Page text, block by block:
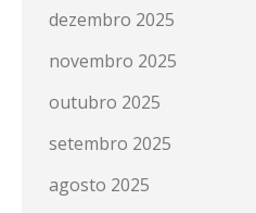
dezembro 2025
novembro 2025
outubro 2025
setembro 2025
agosto 2025